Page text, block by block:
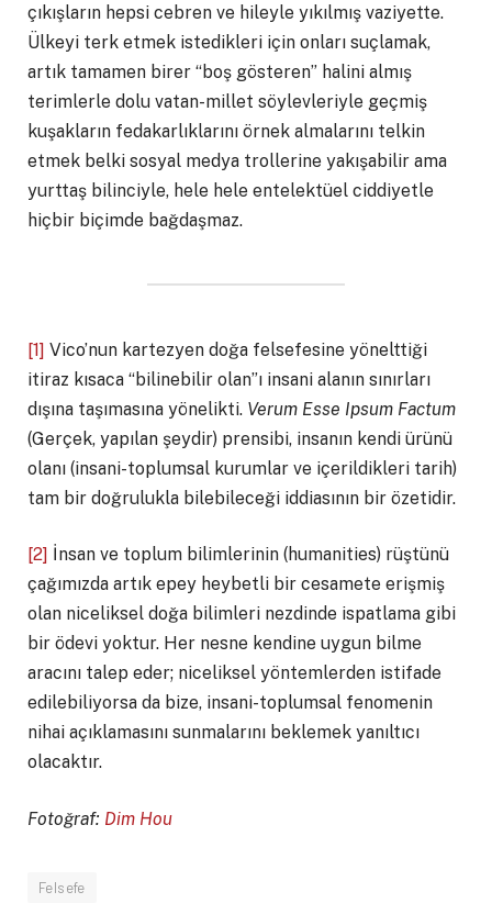
çıkışların hepsi cebren ve hileyle yıkılmış vaziyette.
Ülkeyi terk etmek istedikleri için onları suçlamak,
artık tamamen birer “boş gösteren” halini almış
terimlerle dolu vatan-millet söylevleriyle geçmiş
kuşakların fedakarlıklarını örnek almalarını telkin
etmek belki sosyal medya trollerine yakışabilir ama
yurttaş bilinciyle, hele hele entelektüel ciddiyetle
hiçbir biçimde bağdaşmaz.
[1] Vico’nun kartezyen doğa felsefesine yönelttiği
itiraz kısaca “bilinebilir olan”ı insani alanın sınırları
dışına taşımasına yönelikti. Verum Esse Ipsum Factum
(Gerçek, yapılan şeydir) prensibi, insanın kendi ürünü
olanı (insani-toplumsal kurumlar ve içerildikleri tarih)
tam bir doğrulukla bilebileceği iddiasının bir özetidir.
[2] İnsan ve toplum bilimlerinin (humanities) rüştünü
çağımızda artık epey heybetli bir cesamete erişmiş
olan niceliksel doğa bilimleri nezdinde ispatlama gibi
bir ödevi yoktur. Her nesne kendine uygun bilme
aracını talep eder; niceliksel yöntemlerden istifade
edilebiliyorsa da bize, insani-toplumsal fenomenin
nihai açıklamasını sunmalarını beklemek yanıltıcı
olacaktır.
Fotoğraf: Dim Hou
Felsefe